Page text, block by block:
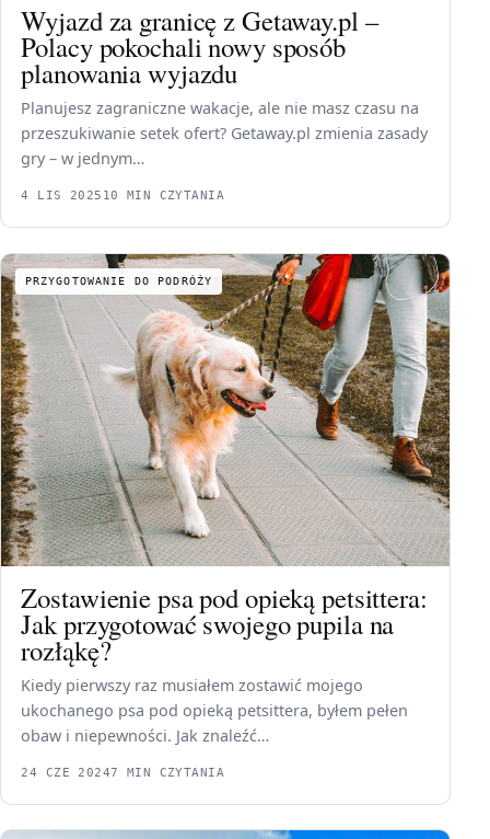
Wyjazd za granicę z Getaway.pl –
Polacy pokochali nowy sposób
planowania wyjazdu
Planujesz zagraniczne wakacje, ale nie masz czasu na
przeszukiwanie setek ofert? Getaway.pl zmienia zasady
gry – w jednym…
4 LIS 2025 10 MIN CZYTANIA
PRZYGOTOWANIE DO PODRÓŻY
Zostawienie psa pod opieką petsittera:
Jak przygotować swojego pupila na
rozłąkę?
Kiedy pierwszy raz musiałem zostawić mojego
ukochanego psa pod opieką petsittera, byłem pełen
obaw i niepewności. Jak znaleźć…
24 CZE 20247 MIN CZYTANIA